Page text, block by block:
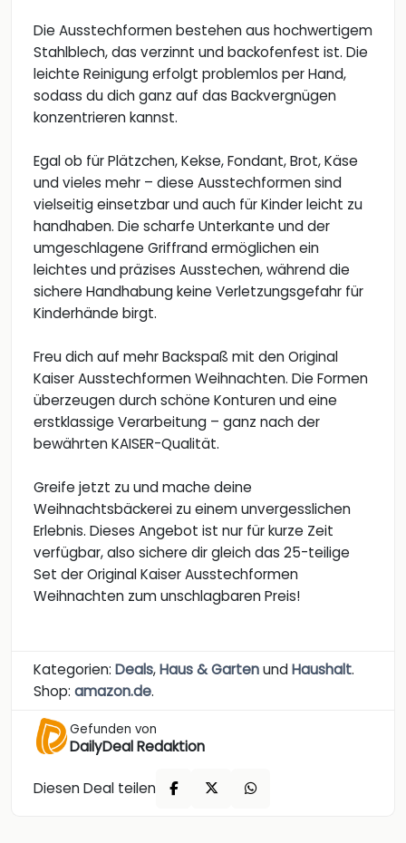
Die Ausstechformen bestehen aus hochwertigem
Stahlblech, das verzinnt und backofenfest ist. Die
leichte Reinigung erfolgt problemlos per Hand,
sodass du dich ganz auf das Backvergnügen
konzentrieren kannst.
Egal ob für Plätzchen, Kekse, Fondant, Brot, Käse
und vieles mehr – diese Ausstechformen sind
vielseitig einsetzbar und auch für Kinder leicht zu
handhaben. Die scharfe Unterkante und der
umgeschlagene Griffrand ermöglichen ein
leichtes und präzises Ausstechen, während die
sichere Handhabung keine Verletzungsgefahr für
Kinderhände birgt.
Freu dich auf mehr Backspaß mit den Original
Kaiser Ausstechformen Weihnachten. Die Formen
überzeugen durch schöne Konturen und eine
erstklassige Verarbeitung – ganz nach der
bewährten KAISER-Qualität.
Greife jetzt zu und mache deine
Weihnachtsbäckerei zu einem unvergesslichen
Erlebnis. Dieses Angebot ist nur für kurze Zeit
verfügbar, also sichere dir gleich das 25-teilige
Set der Original Kaiser Ausstechformen
Weihnachten zum unschlagbaren Preis!
Kategorien: Deals,Haus & GartenundHaushalt.
Shop: amazon.de.
Gefunden von
DailyDeal Redaktion
Diesen Deal teilen